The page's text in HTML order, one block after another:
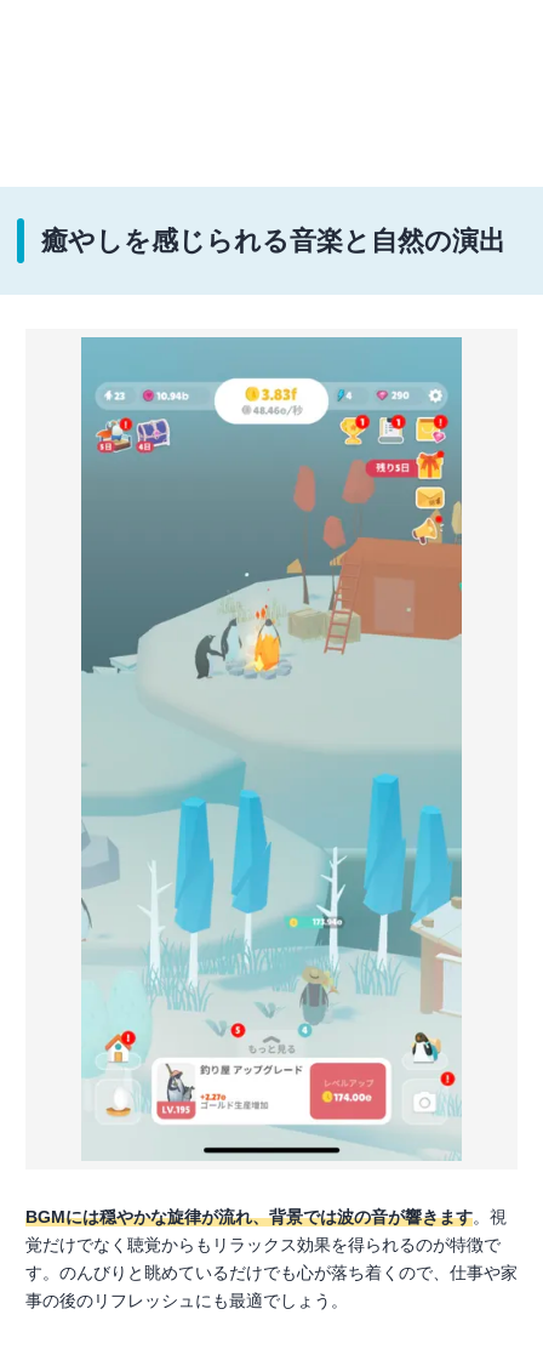
癒やしを感じられる音楽と自然の演出
BGMには穏やかな旋律が流れ、背景では波の音が響きます。視
覚だけでなく聴覚からもリラックス効果を得られるのが特徴で
す。のんびりと眺めているだけでも心が落ち着くので、仕事や家
事の後のリフレッシュにも最適でしょう。